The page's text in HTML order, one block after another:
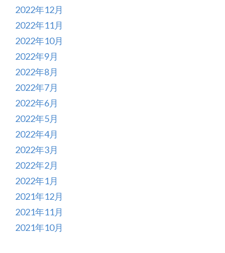
2022年12月
2022年11月
2022年10月
2022年9月
2022年8月
2022年7月
2022年6月
2022年5月
2022年4月
2022年3月
2022年2月
2022年1月
2021年12月
2021年11月
2021年10月